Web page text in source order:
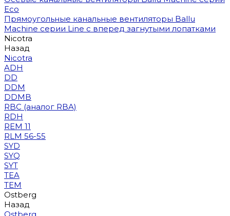
Eco
Прямоугольные канальные вентиляторы Ballu
Machine серии Line с вперед загнутыми лопатками
Nicotra
Назад
Nicotra
ADH
DD
DDM
DDMB
RBC (аналог RBA)
RDH
REM 11
RLM 56-55
SYD
SYQ
SYT
TEA
TEM
Ostberg
Назад